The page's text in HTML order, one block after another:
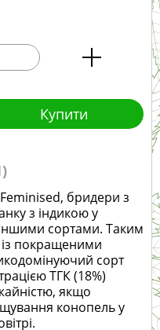
Купити
бридери з
з індикою у
сортами. Таким
покращеними
сорт
ТГК (18%)
якщо
конопель у